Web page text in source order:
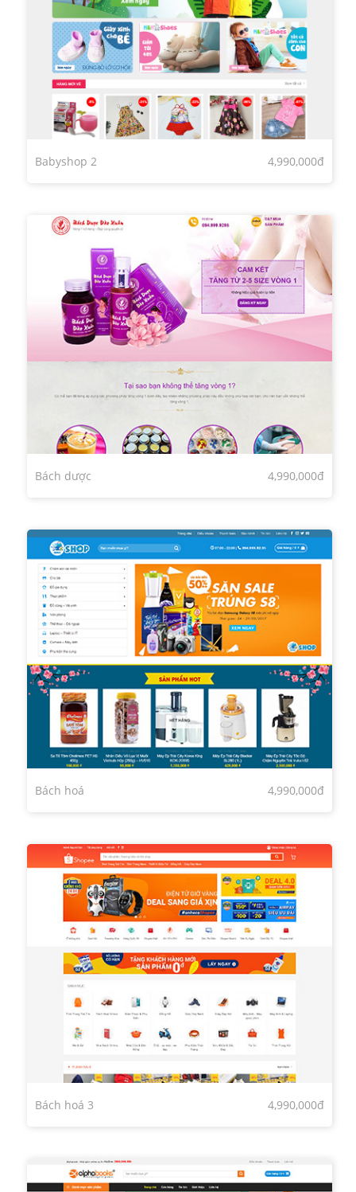
Babyshop 2 4,990,000đ
Bách dược 4,990,000đ
Bách hoá 4,990,000đ
Bách hoá 3 4,990,000đ